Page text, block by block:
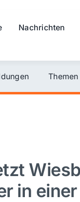
Nachrichten
in